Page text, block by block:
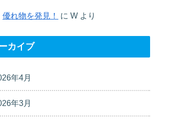
優れ物を発見！ に W より
カイブ
年4月
年3月